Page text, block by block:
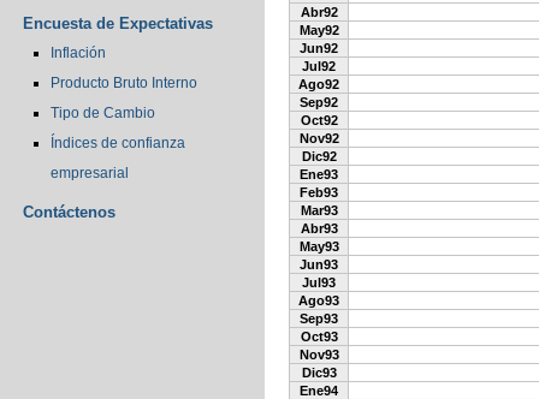
Encuesta de Expectativas
Inflación
Producto Bruto Interno
Tipo de Cambio
Índices de confianza
empresarial
Contáctenos
Abr92
May92
Jun92
Jul92
Ago92
Sep92
Oct92
Nov92
Dic92
Ene93
Feb93
Mar93
Abr93
May93
Jun93
Jul93
Ago93
Sep93
Oct93
Nov93
Dic93
Ene94